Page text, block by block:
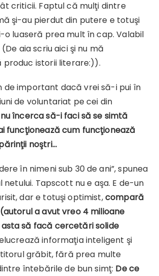
criticii. Faptul că mulţi dintre
şi-au pierdut din putere e totuşi
o luaseră prea mult în cap. Valabil
aia scriu aici şi nu mă
produc istorii literare:)).
de important dacă vrei să-i pui în
de voluntariat pe cei din
nu încerca să-i faci să se simtă
funcţionează cum funcţionează
noştri…
în nimeni sub 30 de ani”, spunea
netului. Tapscott nu e aşa. E de-un
dar e totuşi optimist,compară
a avut vreo 4 milioane
să facă cercetări solide
informaţia inteligent şi
grăbit, fără prea multe
întebările de bun simţ: De ce